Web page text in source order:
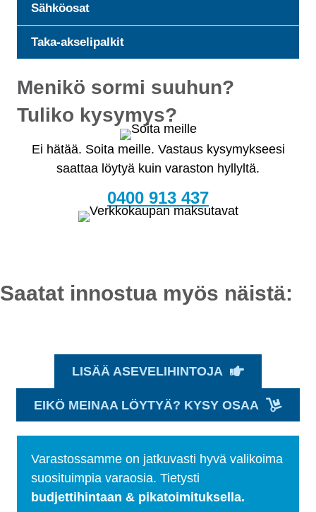
Sähköosat
Taka-akselipalkit
Menikö sormi suuhun?
Tuliko kysymys?
Ei hätää. Soita meille. Vastaus kysymykseesi
saattaa löytyä kuin varaston hyllyltä.
0400 913 437
Saatat innostua myös näistä:
Varastossamme on jatkuvasti hyvä valikoima
suosituimpia varaosia. Tietysti
budjettihintaan & pikatoimituksella.
LISÄÄ ASEVELIHINTOJA
EIKÖ MEINAA LÖYTYÄ? KYSY OSAA